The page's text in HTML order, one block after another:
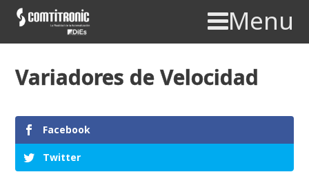
Menu
Variadores de Velocidad
Facebook
Twitter